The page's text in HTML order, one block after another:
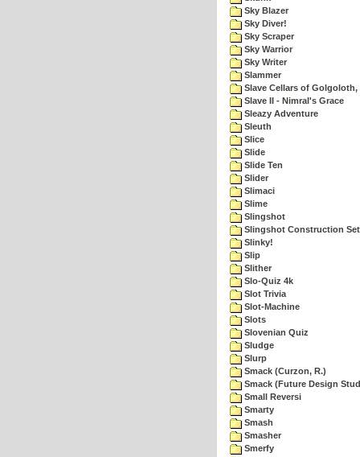
Sky Blazer
Sky Diver!
Sky Scraper
Sky Warrior
Sky Writer
Slammer
Slave Cellars of Golgoloth,
Slave II - Nimral's Grace
Sleazy Adventure
Sleuth
Slice
Slide
Slide Ten
Slider
Slimaci
Slime
Slingshot
Slingshot Construction Set
Slinky!
Slip
Slither
Slo-Quiz 4k
Slot Trivia
Slot-Machine
Slots
Slovenian Quiz
Sludge
Slurp
Smack (Curzon, R.)
Smack (Future Design
Small Reversi
Smarty
Smash
Smasher
Smerfy